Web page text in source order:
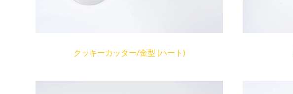
クッキーカッター/金型 (ハート)